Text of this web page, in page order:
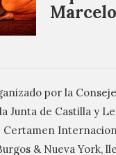
por la
Junta de Castilla y
Certamen
& Nueva York,